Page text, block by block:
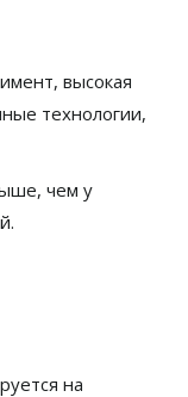
высокая
технологии,
чем у
на